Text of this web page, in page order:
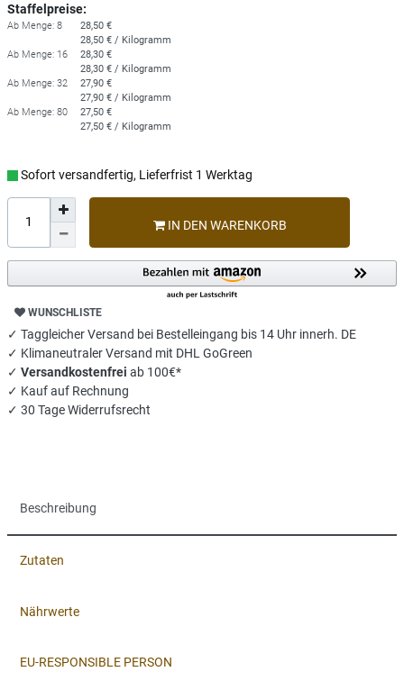
Staffelpreise:
Ab Menge: 8
28,50 €
28,50 € / Kilogramm
Ab Menge: 16
28,30 €
28,30 € / Kilogramm
Ab Menge: 32
27,90 €
27,90 € / Kilogramm
Ab Menge: 80
27,50 €
27,50 € / Kilogramm
Sofort versandfertig, Lieferfrist 1 Werktag
IN DEN WARENKORB
WUNSCHLISTE
✓ Taggleicher Versand bei Bestelleingang bis 14 Uhr innerh. DE
✓ Klimaneutraler Versand mit DHL GoGreen
✓ Versandkostenfrei ab 100€*
✓ Kauf auf Rechnung
✓ 30 Tage Widerrufsrecht
Beschreibung
Zutaten
Nährwerte
EU-RESPONSIBLE PERSON